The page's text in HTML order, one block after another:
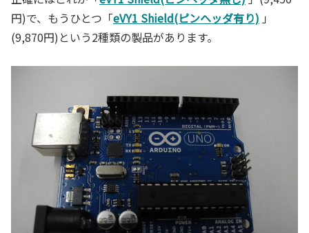
円)で、もうひとつ「eVY1 Shield(ピンヘッダ有り) 」
(9,870円)という2種類の製品があります。